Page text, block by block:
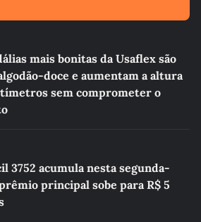
mais bonitas da Usaflex são
doce e aumentam a altura
sem comprometer o
3752 acumula nesta segunda-
principal sobe para R$ 5